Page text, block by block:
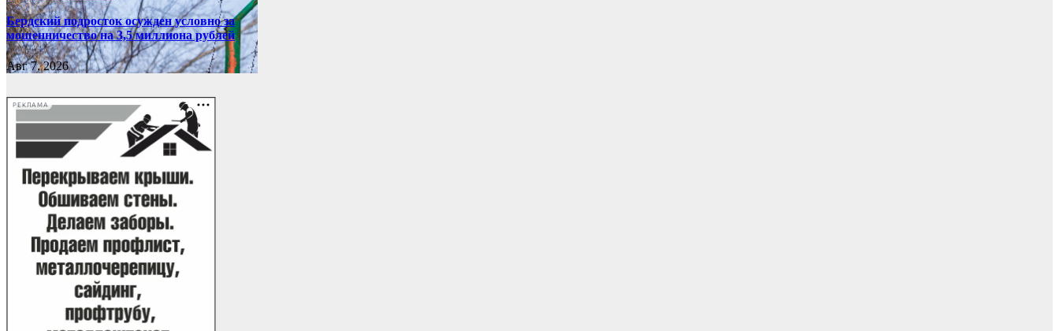
Бердский подросток осужден условно за
мошенничество на 3,5 миллиона рублей
Авг 7, 2026
РЕКЛАМА